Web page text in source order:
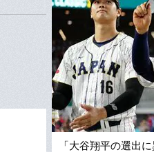
「大谷翔平の選出